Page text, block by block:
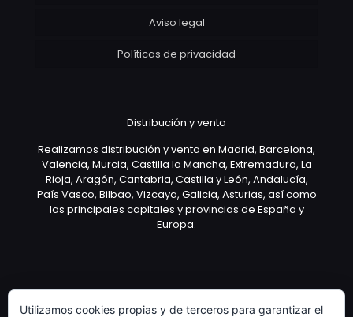
Aviso legal
Políticas de privacidad
Distribución y venta
Realizamos distribución y venta en Madrid, Barcelona,
Valencia, Murcia, Castilla la Mancha, Extremadura, La
Rioja, Aragón, Cantabria, Castilla y León, Andalucía,
País Vasco, Bilbao, Vizcaya, Galicia, Asturias, así como
las principales capitales y provincias de España y
Europa.
Utilizamos cookies propias y de terceros para garantizar el